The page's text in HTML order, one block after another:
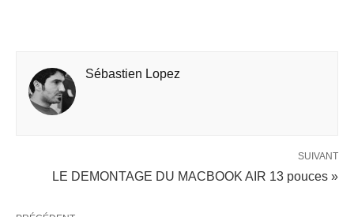
Sébastien Lopez
SUIVANT
LE DEMONTAGE DU MACBOOK AIR 13 pouces »